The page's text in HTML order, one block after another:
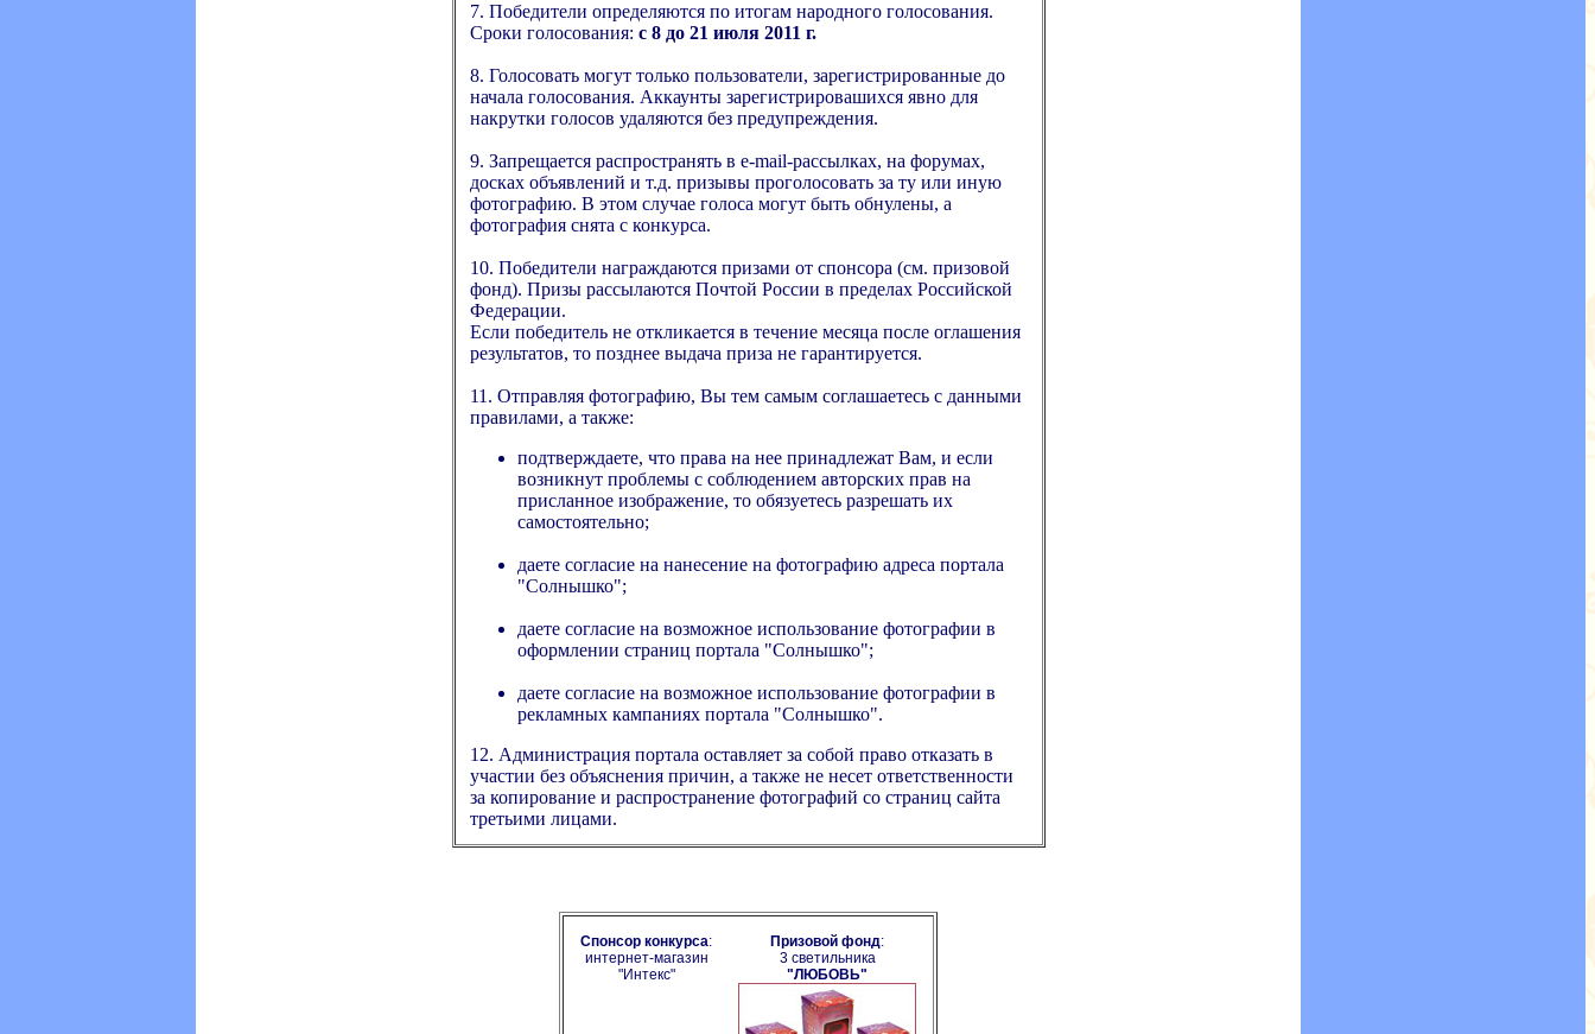
7. Победители определяются по итогам народного голосования.
Сроки голосования: с 8 до 21 июля 2011 г.
8. Голосовать могут только пользователи, зарегистрированные до
начала голосования. Аккаунты зарегистрировашихся явно для
накрутки голосов удаляются без предупреждения.
9. Запрещается распространять в e-mail-рассылках, на форумах,
досках объявлений и т.д. призывы проголосовать за ту или иную
фотографию. В этом случае голоса могут быть обнулены, а
фотография снята с конкурса.
10. Победители награждаются призами от спонсора (см. призовой
фонд). Призы рассылаются Почтой России в пределах Российской
Федерации.
Если победитель не откликается в течение месяца после оглашения
результатов, то позднее выдача приза не гарантируется.
11. Отправляя фотографию, Вы тем самым соглашаетесь с данными
правилами, а также:
подтверждаете, что права на нее принадлежат Вам, и если
возникнут проблемы с соблюдением авторских прав на
присланное изображение, то обязуетесь разрешать их
самостоятельно;
даете согласие на нанесение на фотографию адреса портала
"Солнышко";
даете согласие на возможное использование фотографии в
оформлении страниц портала "Солнышко";
даете согласие на возможное использование фотографии в
рекламных кампаниях портала "Солнышко".
12. Администрация портала оставляет за собой право отказать в
участии без объяснения причин, а также не несет ответственности
за копирование и распространение фотографий со страниц сайта
третьими лицами.
Спонсор конкурса:
интернет-магазин
"Интекс"
Призовой фонд:
3 светильника
"ЛЮБОВЬ"